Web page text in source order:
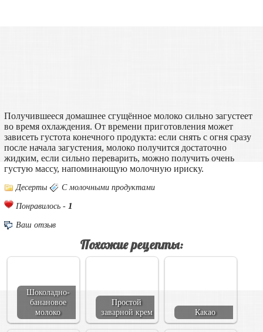
Получившееся домашнее сгущённое молоко сильно загустеет
во время охлаждения. От времени приготовления может
зависеть густота конечного продукта: если снять с огня сразу
после начала загустения, молоко получится достаточно
жидким, если сильно переварить, можно получить очень
густую массу, напоминающую молочную ириску.
Десерты С молочными продуктами
Понравилось -1
Ваш отзыв
Похожие рецепты:
Шоколадно-
банановое
молоко
Простой
заварной крем
Какао